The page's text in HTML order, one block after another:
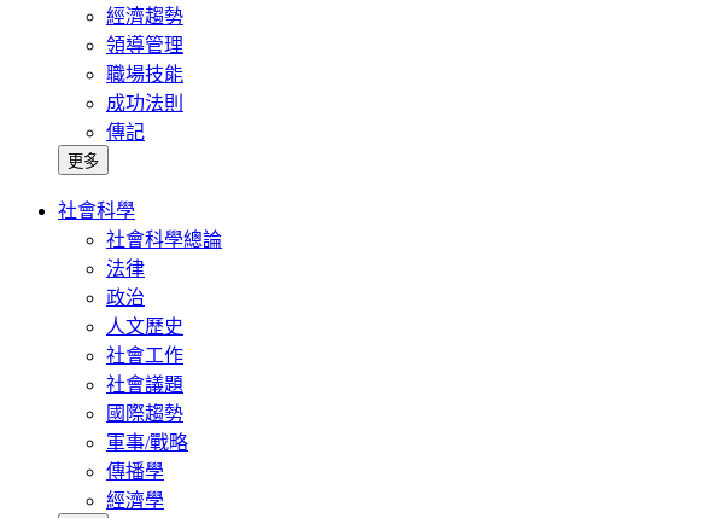
經濟趨勢
領導管理
職場技能
成功法則
傳記
更多
社會科學
社會科學總論
法律
政治
人文歷史
社會工作
社會議題
國際趨勢
軍事/戰略
傳播學
經濟學